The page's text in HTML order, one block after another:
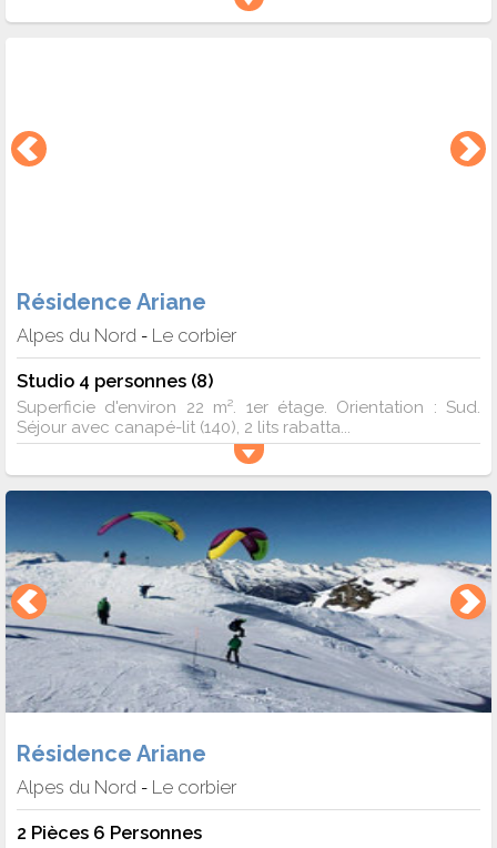
Résidence Ariane
Alpes du Nord - Le corbier
Studio 4 personnes (8)
Superficie d'environ 22 m². 1er étage. Orientation : Sud.
Séjour avec canapé-lit (140), 2 lits rabatta...
Résidence Ariane
Alpes du Nord - Le corbier
2 Pièces 6 Personnes